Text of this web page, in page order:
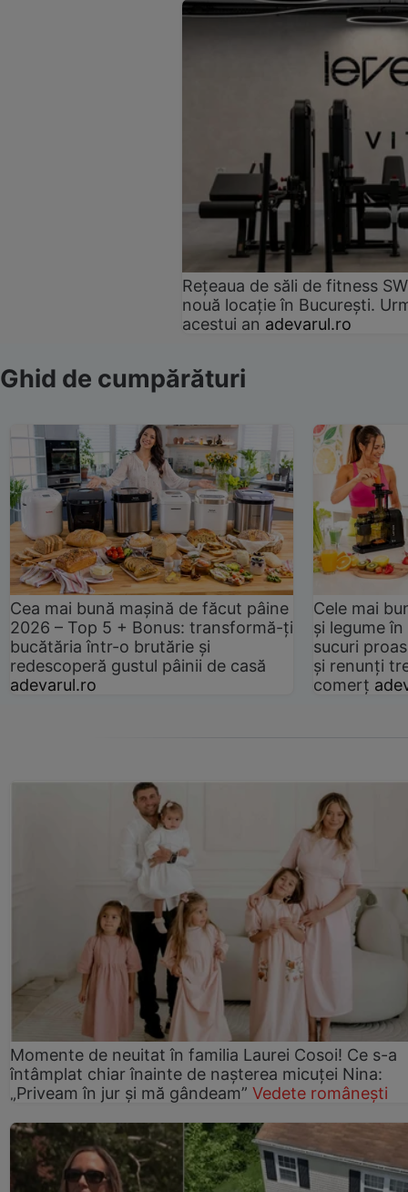
Rețeaua de săli de fitness
nouă locație în București.
acestui an adevarul.ro
Ghid de cumpărături
Cea mai bună mașină de făcut pâine
2026 – Top 5 + Bonus: transformă-ți
bucătăria într-o brutărie și
redescoperă gustul pâinii de casă
adevarul.ro
Cele mai
și legume
sucuri
și renunți
comerț
Momente de neuitat în familia Laurei Cosoi! Ce s-a
întâmplat chiar înainte de nașterea micuței Nina:
„Priveam în jur și mă gândeam” Vedete românești